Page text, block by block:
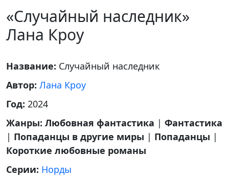
«Случайный наследник»
Лана Кроу
Название: Случайный наследник
Автор: Лана Кроу
Год: 2024
Жанры: Любовная фантастика | Фантастика
| Попаданцы в другие миры | Попаданцы |
Короткие любовные романы
Серии: Норды